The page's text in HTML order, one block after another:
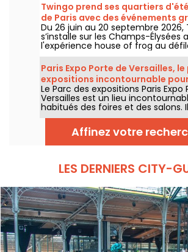
Twingo prend ses quartiers
de Paris avec des événements
(expo, stand-up, dj sets...)
Du 26 juin au 20 septembre 2026,
s’installe sur les Champs-Élysées
l'expérience house of frog au
Au programme : une expo
stand-up, des DJ sets, des talks,
d'autres activités et animations.
libre et gratuite, avec l'accès aux
événements sur inscription
dans l'article)
Paris Expo Porte de Versailles,
expositions incontournable
grands salons
Le Parc des expositions Paris Expo
Versailles est un lieu
habitués des foires et des salons.
deuxième plus grand parc des
de France et il accueille à la fois
événements attendus de la
que des expositions XXL.
Affinez votre
LES DERNIERS CITY-